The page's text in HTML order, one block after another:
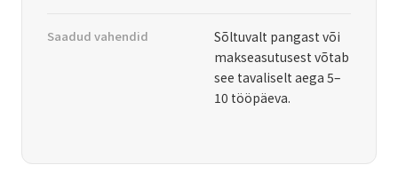
Saadud vahendid
Sõltuvalt pangast või
makseasutusest võtab
see tavaliselt aega 5–
10 tööpäeva.